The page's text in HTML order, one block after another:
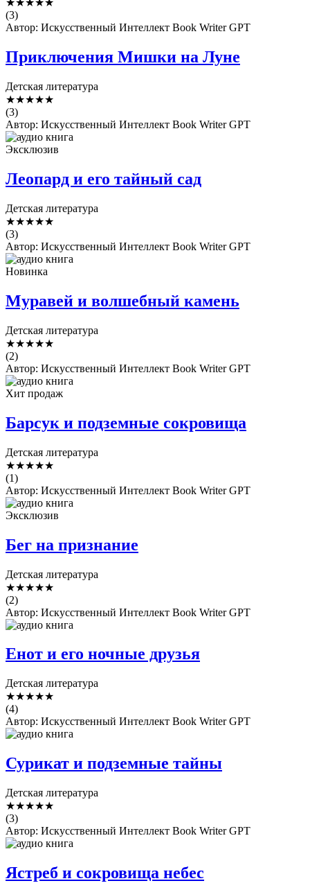
★★★★★
(3)
Автор: Искусственный Интеллект Book Writer GPT
Приключения Мишки на Луне
Детская литература
★★★★★
(3)
Автор: Искусственный Интеллект Book Writer GPT
Эксклюзив
Леопард и его тайный сад
Детская литература
★★★★★
(3)
Автор: Искусственный Интеллект Book Writer GPT
Новинка
Муравей и волшебный камень
Детская литература
★★★★★
(2)
Автор: Искусственный Интеллект Book Writer GPT
Хит продаж
Барсук и подземные сокровища
Детская литература
★★★★★
(1)
Автор: Искусственный Интеллект Book Writer GPT
Эксклюзив
Бег на признание
Детская литература
★★★★★
(2)
Автор: Искусственный Интеллект Book Writer GPT
Енот и его ночные друзья
Детская литература
★★★★★
(4)
Автор: Искусственный Интеллект Book Writer GPT
Сурикат и подземные тайны
Детская литература
★★★★★
(3)
Автор: Искусственный Интеллект Book Writer GPT
Ястреб и сокровища небес